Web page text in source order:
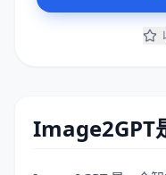
Image2GPT